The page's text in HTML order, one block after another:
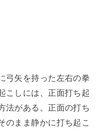
弓矢を持った左右の拳
こしには、正面打ち起
法がある。正面の打ち
のまま静かに打ち起こ